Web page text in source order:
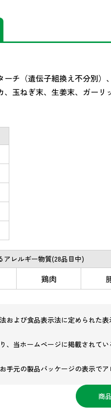
チ（遺伝子組換え不分別）
玉ねぎ末、生姜末、ガー
アレルギー物質(28品目中)
鶏肉
および食品表示法に定められた
、当ホームページに掲載されて
手元の製品パッケージの表示でア
商